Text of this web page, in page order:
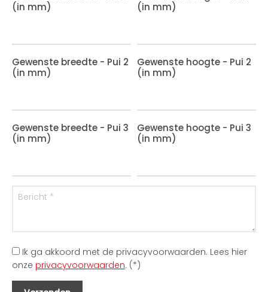
(in mm)
(in mm)
Gewenste breedte - Pui 2
(in mm)
Gewenste hoogte - Pui 2
(in mm)
Gewenste breedte - Pui 3
(in mm)
Gewenste hoogte - Pui 3
(in mm)
Ik ga akkoord met de privacyvoorwaarden. Lees hier
onze privacyvoorwaarden. (*)